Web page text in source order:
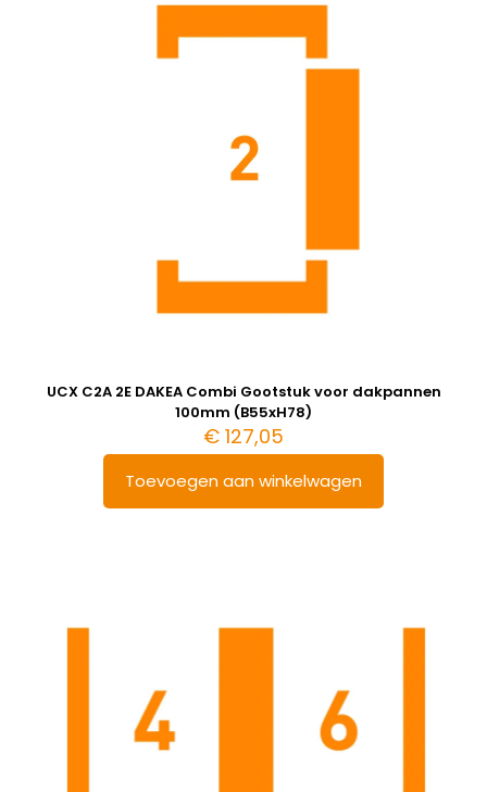
UCX C2A 2E DAKEA Combi Gootstuk voor dakpannen
100mm (B55xH78)
€ 127,05
Toevoegen aan winkelwagen